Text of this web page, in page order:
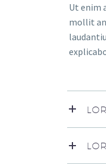
Ut enim
mollit